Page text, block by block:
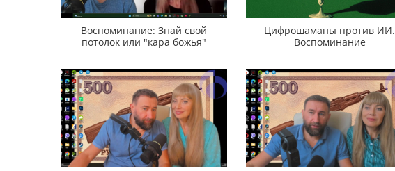
Воспоминание: Знай свой
потолок или "кара божья"
Цифрошаманы против ИИ.
Воспоминание